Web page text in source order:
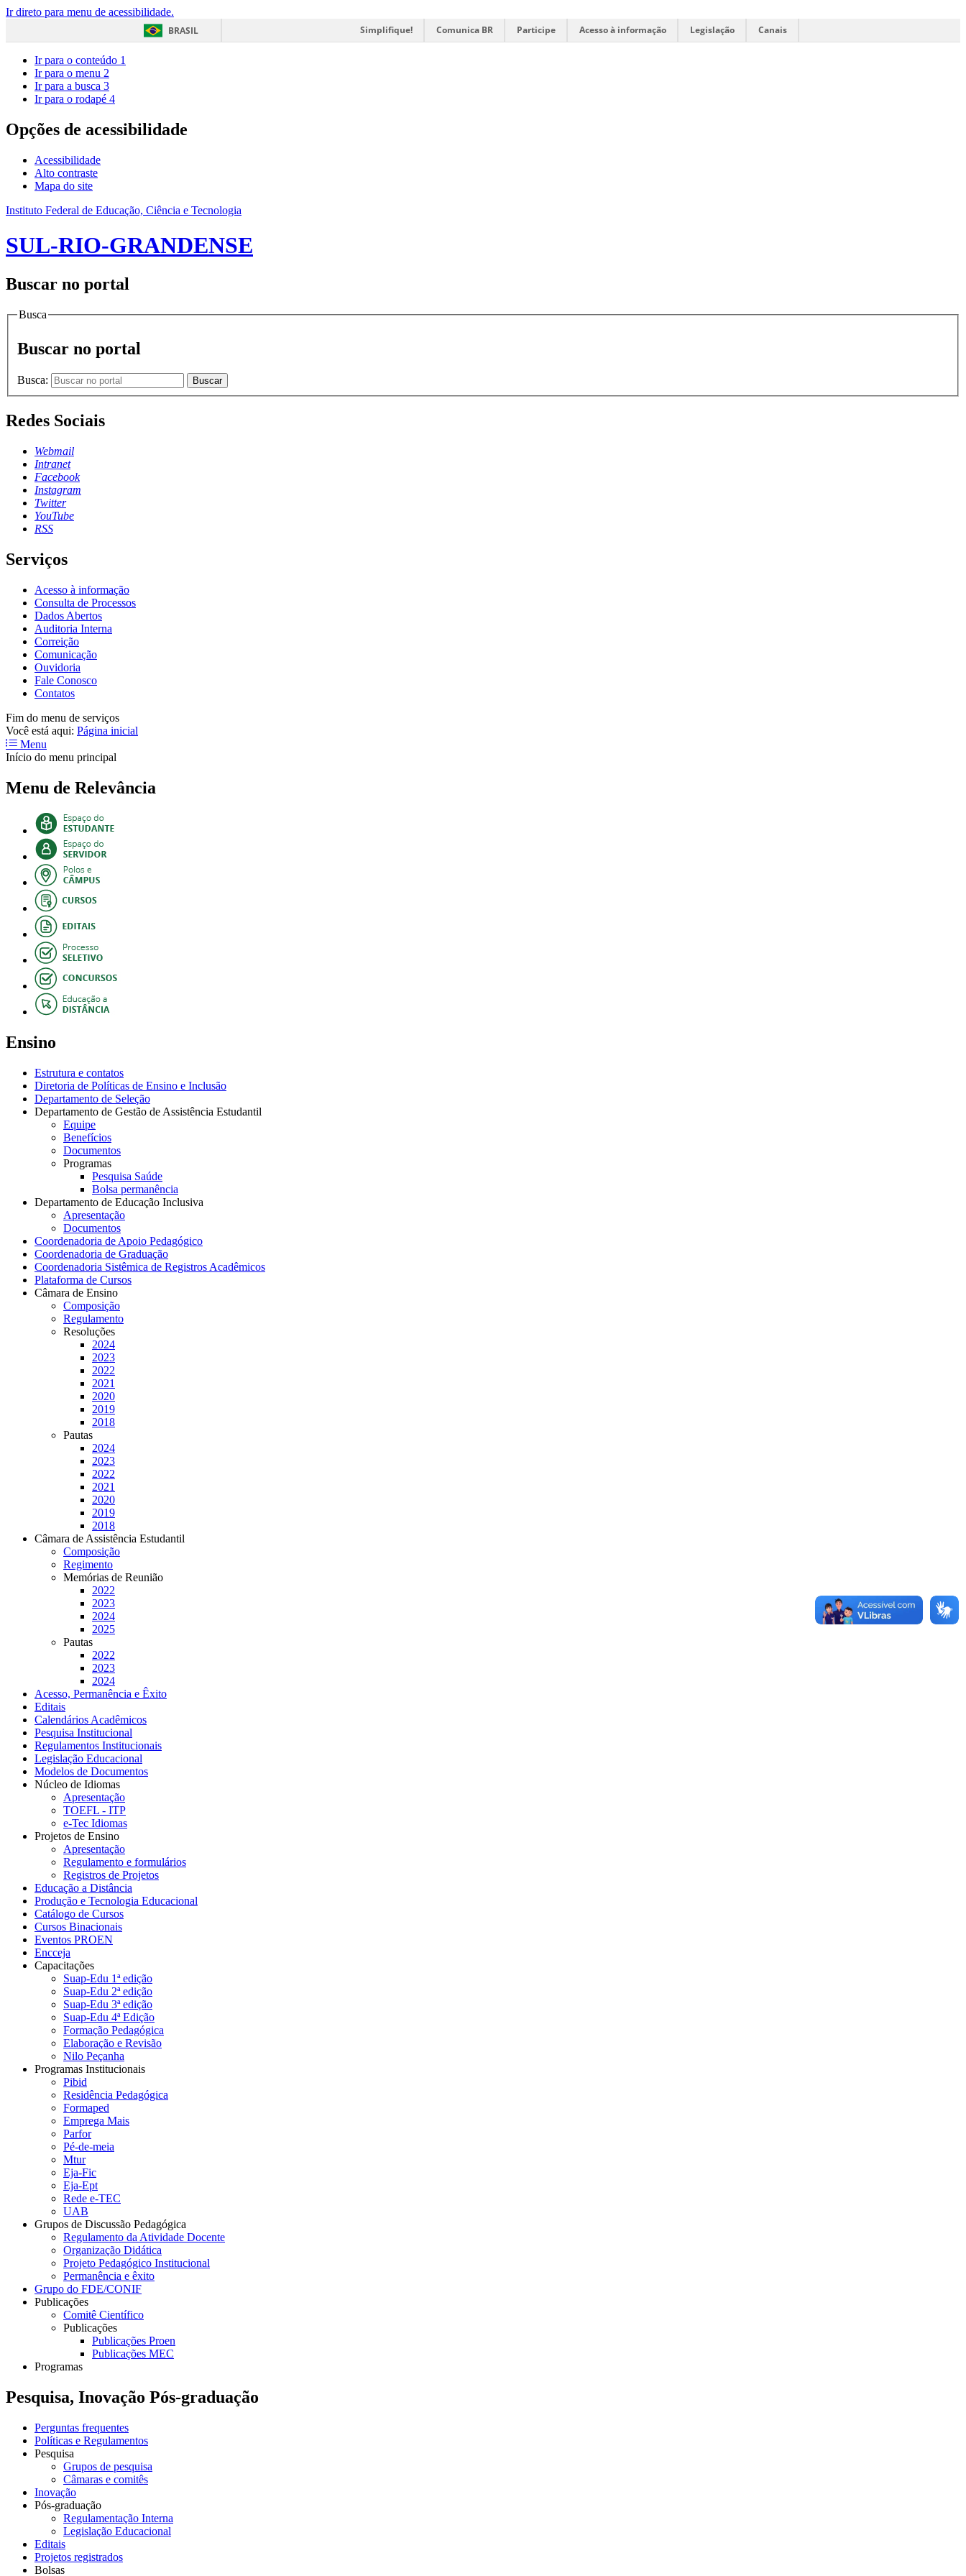
Ir direto para menu de acessibilidade.
BRASIL
Simplifique! Comunica BR Participe Acesso à informação Legislação Canais
Ir para o conteúdo 1
Ir para o menu 2
Ir para a busca 3
Ir para o rodapé 4
Opções de acessibilidade
Acessibilidade
Alto contraste
Mapa do site
Instituto Federal de Educação, Ciência e Tecnologia
SUL-RIO-GRANDENSE
Buscar no portal
Busca
Buscar no portal
Busca: Buscar
Redes Sociais
Webmail
Intranet
Facebook
Instagram
Twitter
YouTube
RSS
Serviços
Acesso à informação
Consulta de Processos
Dados Abertos
Auditoria Interna
Correição
Comunicação
Ouvidoria
Fale Conosco
Contatos
Fim do menu de serviços
Você está aqui: Página inicial
Menu
Início do menu principal
Menu de Relevância
Ensino
Estrutura e contatos
Diretoria de Políticas de Ensino e Inclusão
Departamento de Seleção
Departamento de Gestão de Assistência Estudantil
Equipe
Benefícios
Documentos
Programas
Pesquisa Saúde
Bolsa permanência
Departamento de Educação Inclusiva
Apresentação
Documentos
Coordenadoria de Apoio Pedagógico
Coordenadoria de Graduação
Coordenadoria Sistêmica de Registros Acadêmicos
Plataforma de Cursos
Câmara de Ensino
Composição
Regulamento
Resoluções
2024
2023
2022
2021
2020
2019
2018
Pautas
2024
2023
2022
2021
2020
2019
2018
Câmara de Assistência Estudantil
Composição
Regimento
Memórias de Reunião
2022
2023
2024
2025
Pautas
2022
2023
2024
Acesso, Permanência e Êxito
Editais
Calendários Acadêmicos
Pesquisa Institucional
Regulamentos Institucionais
Legislação Educacional
Modelos de Documentos
Núcleo de Idiomas
Apresentação
TOEFL - ITP
e-Tec Idiomas
Projetos de Ensino
Apresentação
Regulamento e formulários
Registros de Projetos
Educação a Distância
Produção e Tecnologia Educacional
Catálogo de Cursos
Cursos Binacionais
Eventos PROEN
Encceja
Capacitações
Suap-Edu 1ª edição
Suap-Edu 2ª edição
Suap-Edu 3ª edição
Suap-Edu 4ª Edição
Formação Pedagógica
Elaboração e Revisão
Nilo Peçanha
Programas Institucionais
Pibid
Residência Pedagógica
Formaped
Emprega Mais
Parfor
Pé-de-meia
Mtur
Eja-Fic
Eja-Ept
Rede e-TEC
UAB
Grupos de Discussão Pedagógica
Regulamento da Atividade Docente
Organização Didática
Projeto Pedagógico Institucional
Permanência e êxito
Grupo do FDE/CONIF
Publicações
Comitê Científico
Publicações
Publicações Proen
Publicações MEC
Programas
Pesquisa, Inovação Pós-graduação
Perguntas frequentes
Políticas e Regulamentos
Pesquisa
Grupos de pesquisa
Câmaras e comitês
Inovação
Pós-graduação
Regulamentação Interna
Legislação Educacional
Editais
Projetos registrados
Bolsas